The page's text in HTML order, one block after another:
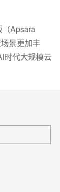
（Apsara
景更加丰
时代大规模云